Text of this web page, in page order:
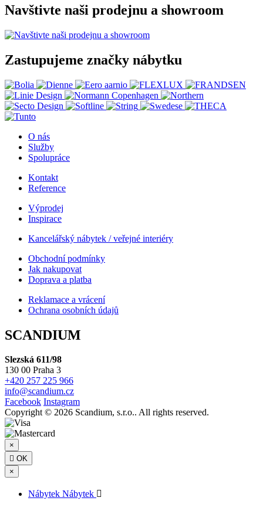
Navštivte naši prodejnu a showroom
Zastupujeme značky nábytku
O nás
Služby
Spolupráce
Kontakt
Reference
Výprodej
Inspirace
Kancelářský nábytek / veřejné interiéry
Obchodní podmínky
Jak nakupovat
Doprava a platba
Reklamace a vrácení
Ochrana osobních údajů
SCANDIUM
Slezská 611/98
130 00 Praha 3
+420 257 225 966
info@scandium.cz
Facebook Instagram
Copyright © 2026 Scandium, s.r.o.. All rights reserved.
×
 OK
×
Nábytek Nábytek 